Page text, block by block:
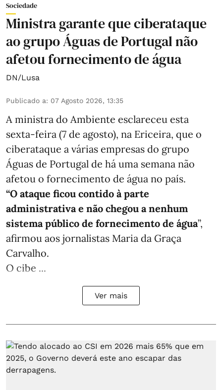
Sociedade
Ministra garante que ciberataque
ao grupo Águas de Portugal não
afetou fornecimento de água
DN/Lusa
Publicado a: 07 Agosto 2026, 13:35
A ministra do Ambiente esclareceu esta
sexta-feira (7 de agosto), na Ericeira, que o
ciberataque a várias empresas do grupo
Águas de Portugal de há uma semana não
afetou o fornecimento de água no país.
“O ataque ficou contido à parte
administrativa e não chegou a nenhum
sistema público de fornecimento de água”,
afirmou aos jornalistas Maria da Graça
Carvalho.
O cibe ...
Ver mais